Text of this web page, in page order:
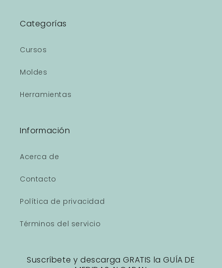
Categorías
Cursos
Moldes
Herramientas
Información
Acerca de
Contacto
Política de privacidad
Términos del servicio
Suscríbete y descarga GRATIS la GUÍA DE